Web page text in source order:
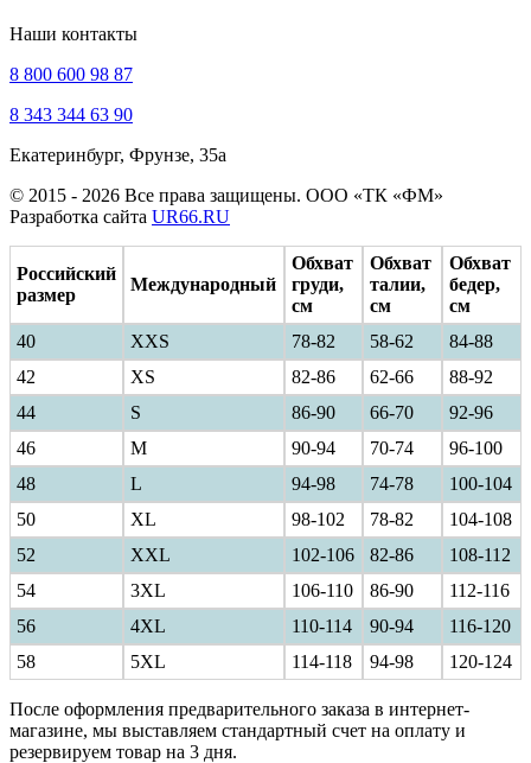
Наши контакты
8 800 600 98 87
8 343 344 63 90
Екатеринбург, Фрунзе, 35а
© 2015 - 2026 Все права защищены. ООО «ТК «ФМ»
Разработка сайта UR66.RU
Российский
размер
Международный
Обхват
груди,
см
Обхват
талии,
см
Обхват
бедер,
см
40
ХXS 78-82 58-62
84-88
42
XS 82-86 62-66
88-92
44
S 86-90 66-70
92-96
46
M 90-94 70-74
96-100
48
L 94-98 74-78
100-104
50
XL 98-102 78-82
104-108
52
XXL 102-106 82-86
108-112
54
3XL 106-110 86-90
112-116
56
4XL 110-114 90-94
116-120
58
5XL 114-118 94-98 120-124
После оформления предварительного заказа в интернет-
магазине, мы выставляем стандартный счет на оплату и
резервируем товар на 3 дня.